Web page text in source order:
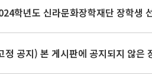
학년도 신라문화장학재단 장학생
정 공지) 본 게시판에 공지되지 않